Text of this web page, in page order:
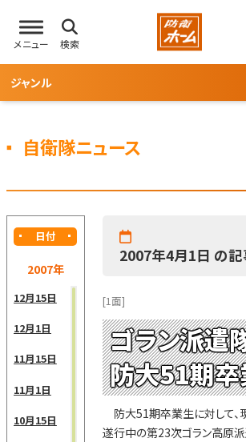
メニュー 検索
ジャンル
自衛隊ニュース
日付
2007年
12月15日
12月1日
11月15日
11月1日
10月15日
2007年4月1日 の記
[1面]
ゴラン派遣
防大51期
防大51期卒業生に対して、
遂行中の第23次ゴラン高原